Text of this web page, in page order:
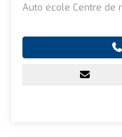
Auto école Centre de